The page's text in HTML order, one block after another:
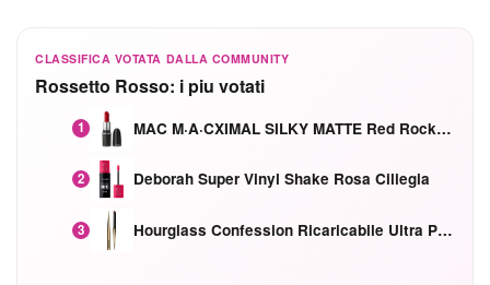
CLASSIFICA VOTATA DALLA COMMUNITY
Rossetto Rosso: i piu votati
1 MAC M·A·CXIMAL SILKY MATTE Red Rock mat
2 Deborah Super Vinyl Shake Rosa Ciliegia
3 Hourglass Confession Ricaricabile Ultra Preciso Ad Alta Intensità Secretly Classic Red